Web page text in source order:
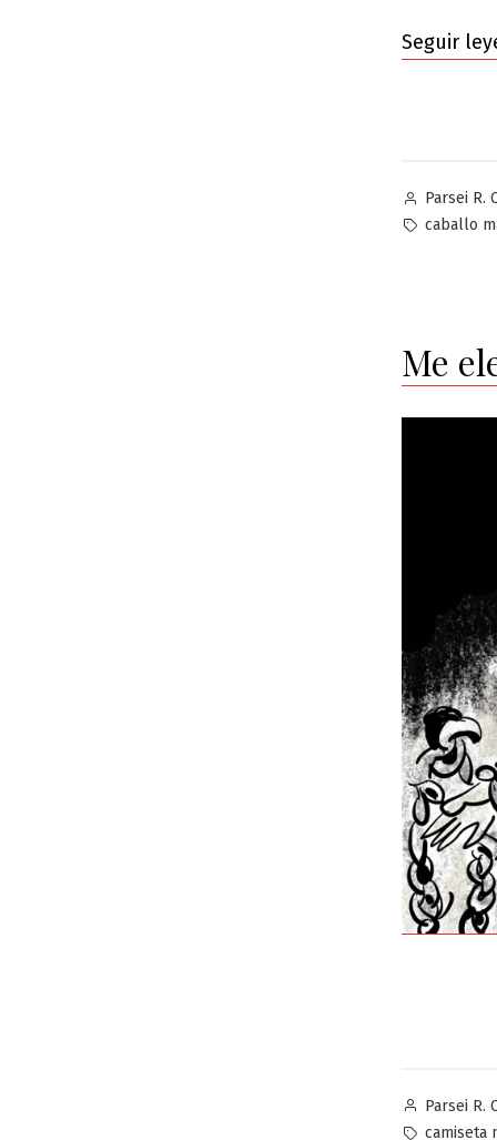
Seguir
Publicado
por
Parsei R.
Etiquetas:
caballo
Me
Publicado
por
Parsei R.
Etiquetas:
camiseta